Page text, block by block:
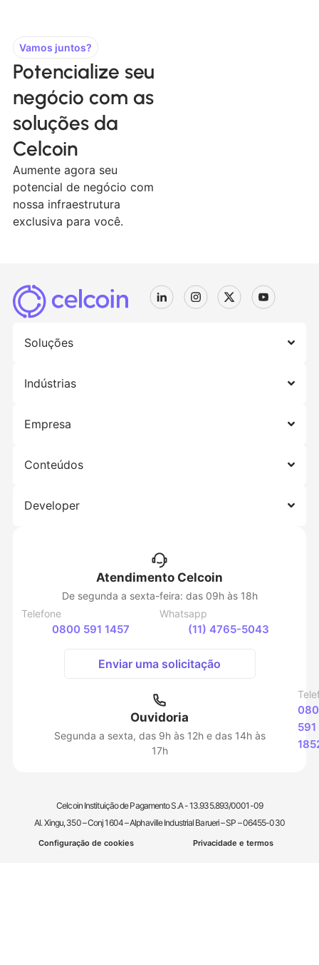
Vamos juntos?
Potencialize seu
negócio com as
soluções da
Celcoin
Aumente agora seu
potencial de negócio com
nossa infraestrutura
exclusiva para você.
Soluções
Indústrias
Empresa
Conteúdos
Developer
Atendimento Celcoin
De segunda a sexta-feira: das 09h às 18h
Telefone
0800 591 1457
Whatsapp
(11) 4765-5043
Enviar uma solicitação
Ouvidoria
Segunda a sexta, das 9h às 12h e das 14h às
17h
591
Celcoin Instituição de Pagamento S.A - 13.935.893/0001-09
Al. Xingu, 350 – Conj 1604 – Alphaville Industrial Barueri – SP – 06455-030
Configuração de cookies Privacidade e termos